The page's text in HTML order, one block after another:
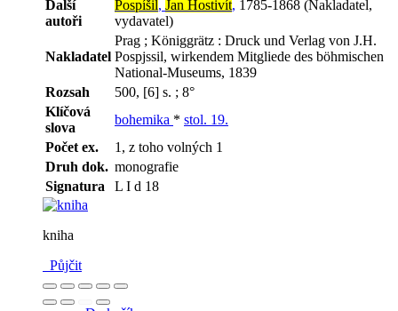
Další
autoři
Pospíšil, Jan Hostivít, 1785-1868 (Nakladatel,
vydavatel)
Nakladatel
Prag ; Königgrätz : Druck und Verlag von J.H.
Pospjssil, wirkendem Mitgliede des böhmischen
National-Museums, 1839
Rozsah
500, [6] s. ; 8°
Klíčová
slova
bohemika * stol. 19.
Počet ex.
1, z toho volných 1
Druh dok. monografie
Signatura
L I d 18
kniha
Půjčit